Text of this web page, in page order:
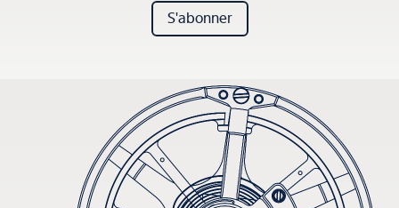
S'abonner